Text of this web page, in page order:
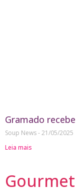
Gramado
Soup News 21/05/2025
Leia mais
Gourmet